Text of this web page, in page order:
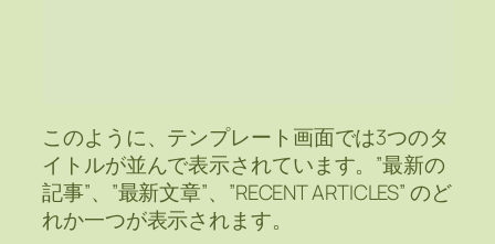
このように、テンプレート画面では3つのタ
イトルが並んで表示されています。”最新の
記事”、”最新文章”、”RECENT ARTICLES” のど
れか一つが表示されます。